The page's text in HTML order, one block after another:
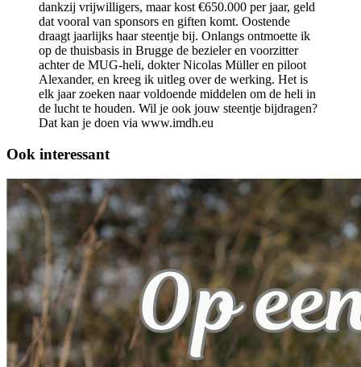
dankzij vrijwilligers, maar kost €650.000 per jaar, geld
dat vooral van sponsors en giften komt. Oostende
draagt jaarlijks haar steentje bij. Onlangs ontmoette ik
op de thuisbasis in Brugge de bezieler en voorzitter
achter de MUG-heli, dokter Nicolas Müller en piloot
Alexander, en kreeg ik uitleg over de werking. Het is
elk jaar zoeken naar voldoende middelen om de heli in
de lucht te houden. Wil je ook jouw steentje bijdragen?
Dat kan je doen via www.imdh.eu
Ook interessant